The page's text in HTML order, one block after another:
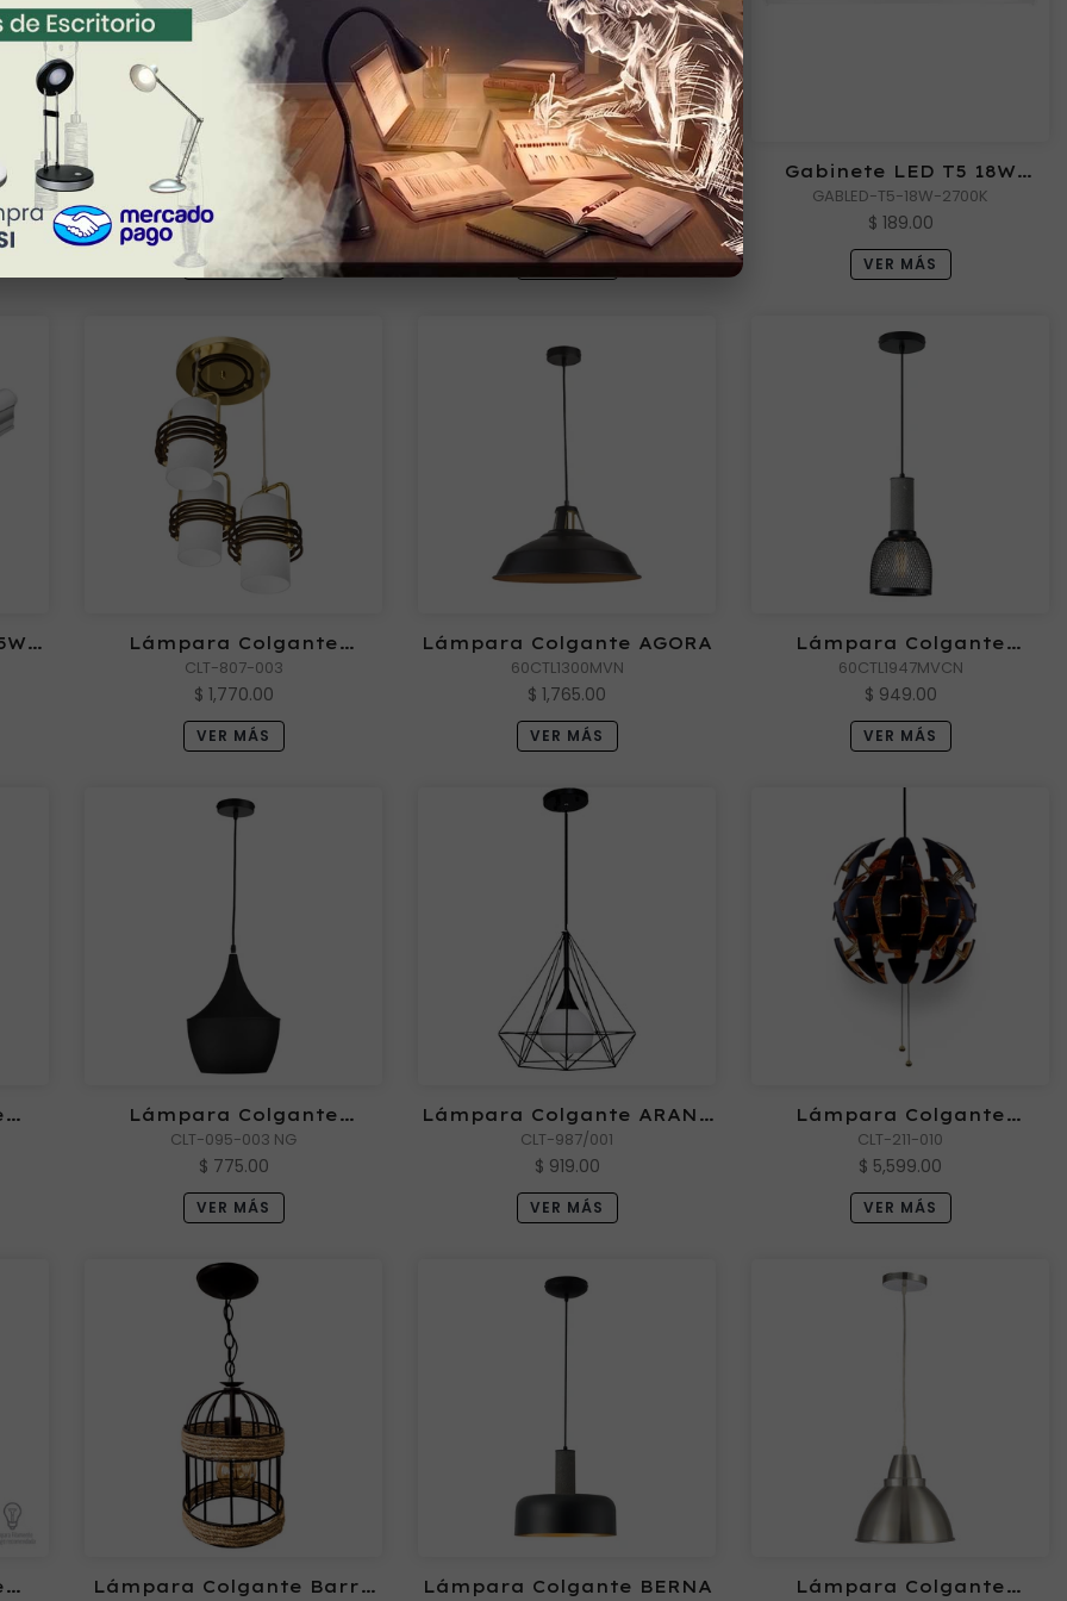
Gabinete LED PIXIS 018
GABLED-640-018
$ 279.00
VER MÁS
Gabinete LED PIXIS 024
GABLED-640-024
$ 315.00
VER MÁS
Gabinete LED T5 18W
3000K
GABLED-T5-18W-2700K
$ 189.00
VER MÁS
Lámpara Colgante
AGABIA 003
CLT-807-003
$ 1,770.00
VER MÁS
Lámpara Colgante AGORA
60CTL1300MVN
$ 1,765.00
VER MÁS
Lámpara Colgante
ALPHER
60CTL1947MVCN
$ 949.00
VER MÁS
Lámpara Colgante
ANTIQUE III Negra Mil
Luces
CLT-095-003 NG
$ 775.00
VER MÁS
Lámpara Colgante ARANA
Mil Luces
CLT-987/001
$ 919.00
VER MÁS
Lámpara Colgante
ARTICHOKE 010
CLT-211-010
$ 5,599.00
VER MÁS
Lámpara Colgante Barril
Lámpara Colgante BERNA
Lámpara Colgante